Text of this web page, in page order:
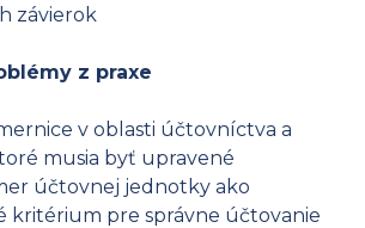
závierok
z praxe
v oblasti účtovníctva a
musia byť upravené
účtovnej jednotky ako
kritérium pre správne účtovanie